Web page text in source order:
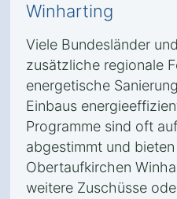
Winharting
Viele Bundesländer
zusätzliche regionale
energetische
Einbaus
Programme sind oft
abgestimmt und
Obertaufkirchen
weitere Zuschüsse